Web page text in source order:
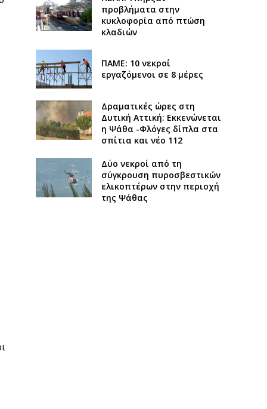
προβλήματα στην
κυκλοφορία από πτώση
κλαδιών
ΠΑΜΕ: 10 νεκροί
εργαζόμενοι σε 8 μέρες
Δραματικές ώρες στη
Δυτική Αττική: Εκκενώνεται
η Ψάθα -Φλόγες δίπλα στα
σπίτια και νέο 112
Δύο νεκροί από τη
σύγκρουση πυροσβεστικών
ελικοπτέρων στην περιοχή
της Ψάθας